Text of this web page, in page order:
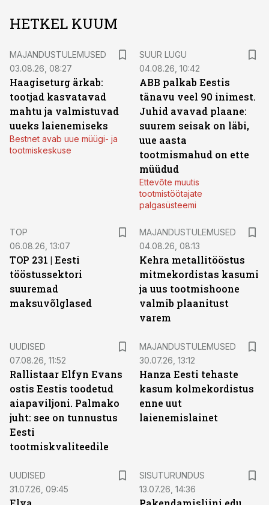
HETKEL KUUM
MAJANDUSTULEMUSED
03.08.26, 08:27
Haagiseturg ärkab:
tootjad kasvatavad
mahtu ja valmistuvad
uueks laienemiseks
Bestnet avab uue müügi- ja
tootmiskeskuse
SUUR LUGU
04.08.26, 10:42
ABB palkab Eestis
tänavu veel 90 inimest.
Juhid avavad plaane:
suurem seisak on läbi,
uue aasta
tootmismahud on ette
müüdud
Ettevõte muutis
tootmistöötajate
palgasüsteemi
TOP
06.08.26, 13:07
TOP 231 | Eesti
tööstussektori
suuremad
maksuvõlglased
MAJANDUSTULEMUSED
04.08.26, 08:13
Kehra metallitööstus
mitmekordistas kasumi
ja uus tootmishoone
valmib plaanitust
varem
UUDISED
07.08.26, 11:52
Rallistaar Elfyn Evans
ostis Eestis toodetud
aiapaviljoni. Palmako
juht: see on tunnustus
Eesti
tootmiskvaliteedile
MAJANDUSTULEMUSED
30.07.26, 13:12
Hanza Eesti tehaste
kasum kolmekordistus
enne uut
laienemislainet
UUDISED
31.07.26, 09:45
SISUTURUNDUS
13.07.26, 14:36